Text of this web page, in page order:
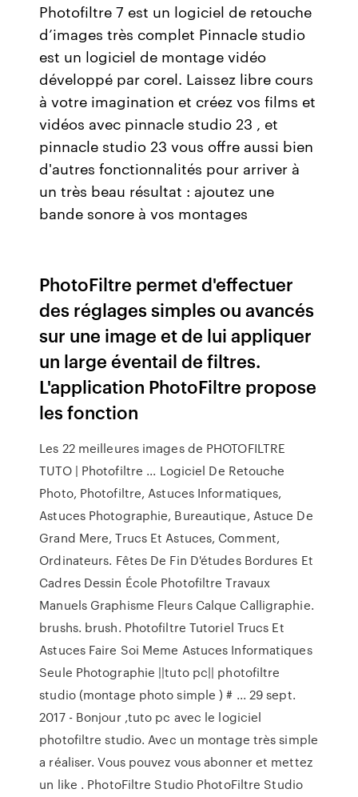
Photofiltre 7 est un logiciel de retouche
d’images très complet Pinnacle studio
est un logiciel de montage vidéo
développé par corel. Laissez libre cours
à votre imagination et créez vos films et
vidéos avec pinnacle studio 23 , et
pinnacle studio 23 vous offre aussi bien
d'autres fonctionnalités pour arriver à
un très beau résultat : ajoutez une
bande sonore à vos montages
PhotoFiltre permet d'effectuer
des réglages simples ou avancés
sur une image et de lui appliquer
un large éventail de filtres.
L'application PhotoFiltre propose
les fonction
Les 22 meilleures images de PHOTOFILTRE
TUTO | Photofiltre ... Logiciel De Retouche
Photo, Photofiltre, Astuces Informatiques,
Astuces Photographie, Bureautique, Astuce De
Grand Mere, Trucs Et Astuces, Comment,
Ordinateurs. Fêtes De Fin D'études Bordures Et
Cadres Dessin École Photofiltre Travaux
Manuels Graphisme Fleurs Calque Calligraphie.
brushs. brush. Photofiltre Tutoriel Trucs Et
Astuces Faire Soi Meme Astuces Informatiques
Seule Photographie ||tuto pc|| photofiltre
studio (montage photo simple ) # ... 29 sept.
2017 - Bonjour ,tuto pc avec le logiciel
photofiltre studio. Avec un montage très simple
a réaliser. Vous pouvez vous abonner et mettez
un like . PhotoFiltre Studio PhotoFiltre Studio